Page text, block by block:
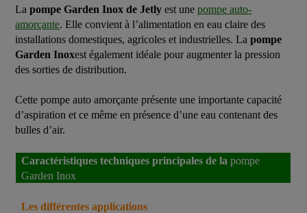
Lapompe Garden Inox de Jetly est unepompe auto-
amorçante. Elle convient à l’alimentation en eau claire des
installations domestiques, agricoles et industrielles. Lapompe
Garden Inoxest également idéale pour augmenter la pression
des sorties de distribution.
Cette pompe auto amorçante présente une importante capacité
d’aspiration et ce même en présence d’une eau contenant des
bulles d’air.
Caractéristiques techniques principales de la pompe
Garden Inox
Les différentes applications